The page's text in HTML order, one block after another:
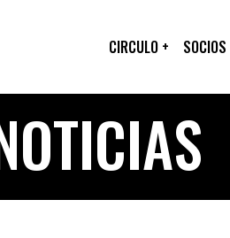
CIRCULO + SOCIOS